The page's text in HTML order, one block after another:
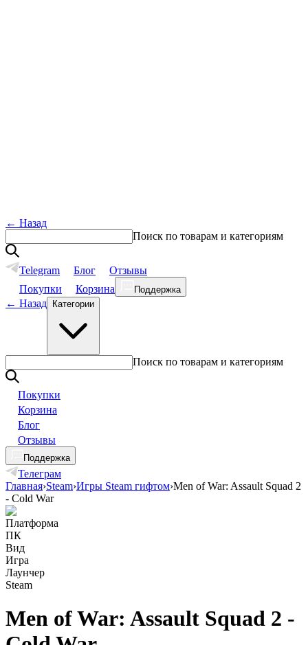
← Назад
Поиск по товарам и категориям
Telegram Блог
Отзывы
Покупки
Корзина Поддержка
← Назад Категории
Поиск по товарам и категориям
Покупки
Корзина
Блог
Отзывы
Поддержка
Телеграм
Главная›Steam›Игры Steam гифтом›Men of War: Assault Squad 2
- Cold War
Платформа
ПК
Вид
Игра
Лаунчер
Steam
Men of War: Assault Squad 2 -